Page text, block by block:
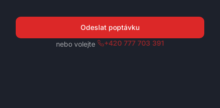
Odeslat poptávku
nebo volejte
+420 777 703 391